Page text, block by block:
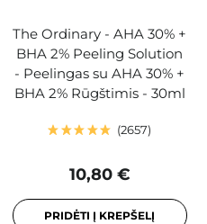
The Ordinary - AHA 30% +
BHA 2% Peeling Solution
- Peelingas su AHA 30% +
BHA 2% Rūgštimis - 30ml
2657
10,80 €
PRIDĖTI Į KREPŠELĮ